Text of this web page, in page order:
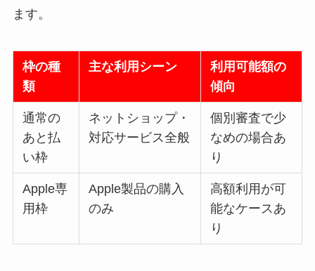
ます。
枠の種
類
主な利用シーン
利用可能額の
傾向
通常の
あと払
い枠
ネットショップ・
対応サービス全般
個別審査で少
なめの場合あ
り
Apple専
用枠
Apple製品の購入
のみ
高額利用が可
能なケースあ
り